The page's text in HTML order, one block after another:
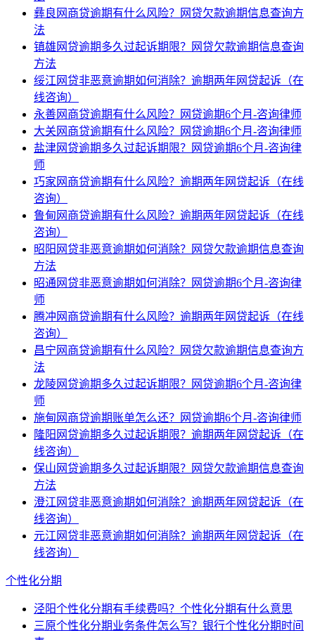
彝良网商贷逾期有什么风险？网贷欠款逾期信息查询方
法
镇雄网贷逾期多久过起诉期限？网贷欠款逾期信息查询
方法
绥江网贷非恶意逾期如何消除？逾期两年网贷起诉（在
线咨询）
永善网商贷逾期有什么风险？网贷逾期6个月-咨询律师
大关网商贷逾期有什么风险？网贷逾期6个月-咨询律师
盐津网贷逾期多久过起诉期限？网贷逾期6个月-咨询律
师
巧家网商贷逾期有什么风险？逾期两年网贷起诉（在线
咨询）
鲁甸网商贷逾期有什么风险？逾期两年网贷起诉（在线
咨询）
昭阳网贷非恶意逾期如何消除？网贷欠款逾期信息查询
方法
昭通网贷非恶意逾期如何消除？网贷逾期6个月-咨询律
师
腾冲网商贷逾期有什么风险？逾期两年网贷起诉（在线
咨询）
昌宁网商贷逾期有什么风险？网贷欠款逾期信息查询方
法
龙陵网贷逾期多久过起诉期限？网贷逾期6个月-咨询律
师
施甸网商贷逾期账单怎么还？网贷逾期6个月-咨询律师
隆阳网贷逾期多久过起诉期限？逾期两年网贷起诉（在
线咨询）
保山网贷逾期多久过起诉期限？网贷欠款逾期信息查询
方法
澄江网贷非恶意逾期如何消除？逾期两年网贷起诉（在
线咨询）
元江网贷非恶意逾期如何消除？逾期两年网贷起诉（在
线咨询）
个性化分期
泾阳个性化分期有手续费吗？个性化分期有什么意思
三原个性化分期业务条件怎么写？银行个性化分期时间